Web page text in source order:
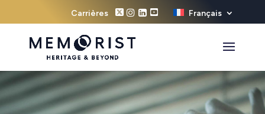
Carrières Français